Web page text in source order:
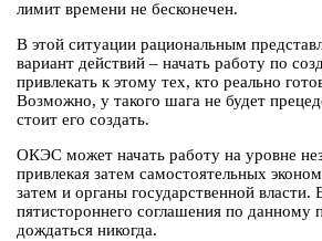
лимит времени не бесконечен.
В этой ситуации рациональным
вариант действий – начать работу по
привлекать к этому тех, кто реально
Возможно, у такого шага не будет
стоит его создать.
ОКЭС может начать работу на уровне
привлекая затем самостоятельных
затем и органы государственной власти.
пятистороннего соглашения по
дождаться никогда.